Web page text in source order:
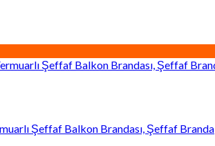
Şeffaf Balkon Brandası, Şeffaf Branda